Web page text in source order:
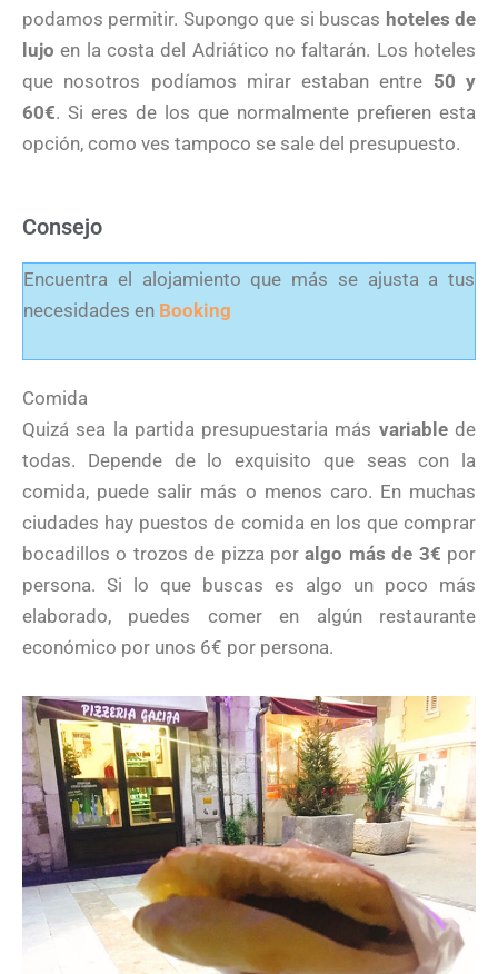
podamos permitir. Supongo que si buscas hoteles de
lujo en la costa del Adriático no faltarán. Los hoteles
que nosotros podíamos mirar estaban entre 50 y
60€. Si eres de los que normalmente prefieren esta
opción, como ves tampoco se sale del presupuesto.
Consejo
Encuentra el alojamiento que más se ajusta a tus
necesidades en Booking
Comida
Quizá sea la partida presupuestaria más variablede
todas. Depende de lo exquisito que seas con la
comida, puede salir más o menos caro. En muchas
ciudades hay puestos de comida en los que comprar
bocadillos o trozos de pizza poralgo más de 3€ por
persona. Si lo que buscas es algo un poco más
elaborado, puedes comer en algún restaurante
económico por unos 6€ por persona.